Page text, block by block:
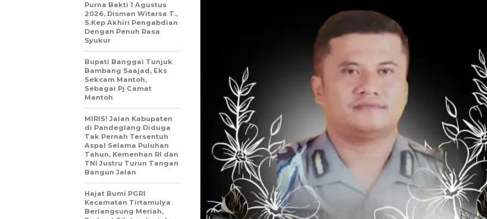
Purna Bakti 1 Agustus
2026, Disman Witarsa T.,
S.Kep Akhiri Pengabdian
Dengan Penuh Rasa
Syukur
Bupati Banggai Tunjuk
Bambang Saajad, Eks
Sekcam Mantoh,
Sebagai Pj Camat
Mantoh
MIRIS! Jalan Kabupaten
di Pandeglang Diduga
Tak Pernah Tersentuh
Aspal Selama Puluhan
Tahun, Kemenhan RI dan
TNI Justru Turun Tangan
Bangun Jalan
Hajat Bumi PGRI
Kecamatan Tirtamulya
Berlangsung Meriah,